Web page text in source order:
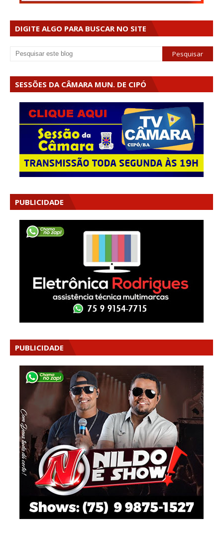
DIGITE ALGO PARA BUSCAR NO SITE
SESSÕES DA CÂMARA MUN. DE CIPÓ
PUBLICIDADE
PUBLICIDADE